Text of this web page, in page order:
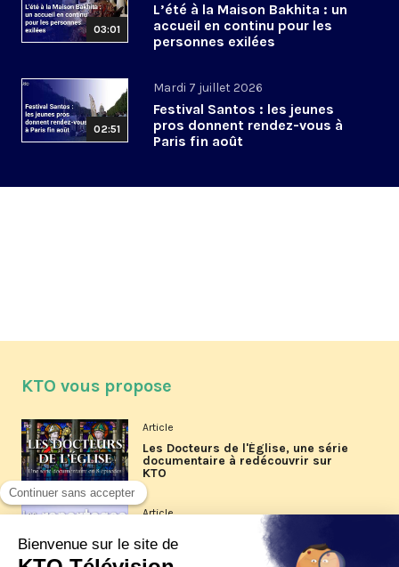
03:01
L’été à la Maison Bakhita : un
accueil en continu pour les
personnes exilées
02:51
Mardi 7 juillet 2026
Festival Santos : les jeunes
pros donnent rendez-vous à
Paris fin août
KTO vous propose
Article
Les Docteurs de l'Église, une série
documentaire à redécouvrir sur
KTO
Article
Les reportages d'été 2026 de KTO